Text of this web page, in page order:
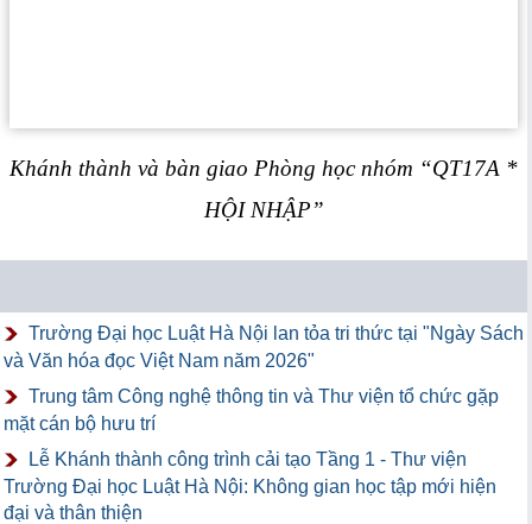
Khánh thành và bàn giao Phòng học nhóm “QT17A *
HỘI NHẬP”
Trường Đại học Luật Hà Nội lan tỏa tri thức tại "Ngày Sách
và Văn hóa đọc Việt Nam năm 2026"
Trung tâm Công nghệ thông tin và Thư viện tổ chức gặp
mặt cán bộ hưu trí
Lễ Khánh thành công trình cải tạo Tầng 1 - Thư viện
Trường Đại học Luật Hà Nội: Không gian học tập mới hiện
đại và thân thiện